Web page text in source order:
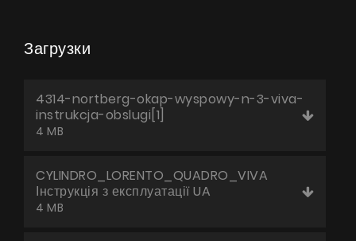
Загрузки
4314-nortberg-okap-wyspowy-n-3-viva-
instrukcja-obslugi[1]
4 MB
CYLINDRO_LORENTO_QUADRO_VIVA
Інструкція з експлуатації UA
4 MB